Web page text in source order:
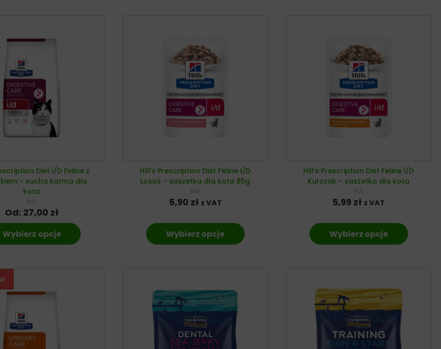
Diet I/D Feline z
– sucha karma dla
kota
kot
Od: 27,00 zł
Wybierz opcje
Hill’s Prescription Diet Feline I/D
Łosoś – saszetka dla kota 85g
kot
5,90 zł z VAT
Wybierz opcje
Hill’s Prescription Diet Feline I/D
Kurczak – saszetka dla kota
kot
5,99 zł z VAT
Wybierz opcje